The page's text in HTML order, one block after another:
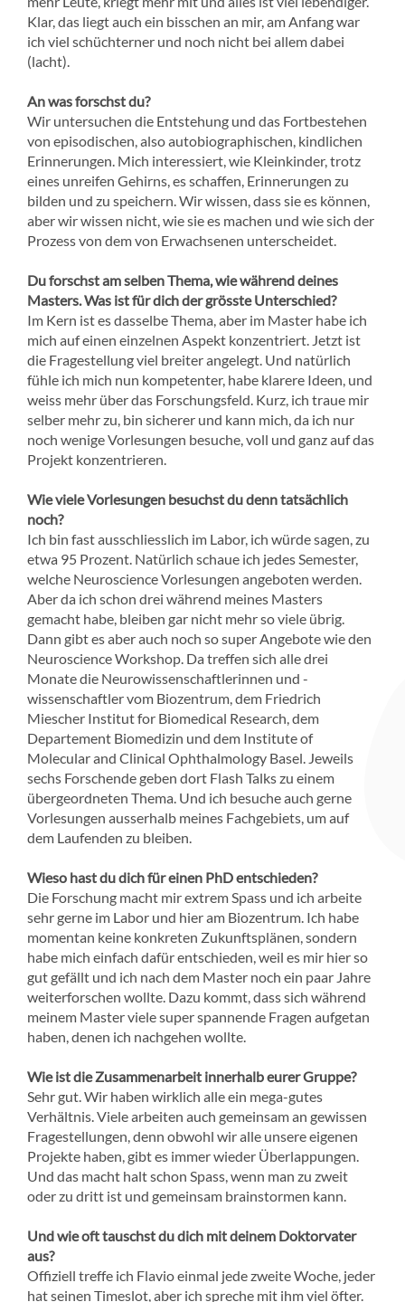
Klar, das liegt auch ein bisschen an mir, am Anfang war
ich viel schüchterner und noch nicht bei allem dabei
(lacht).
An was forschst du?
Wir untersuchen die Entstehung und das Fortbestehen
von episodischen, also autobiographischen, kindlichen
Erinnerungen. Mich interessiert, wie Kleinkinder, trotz
eines unreifen Gehirns, es schaffen, Erinnerungen zu
bilden und zu speichern. Wir wissen, dass sie es können,
aber wir wissen nicht, wie sie es machen und wie sich der
Prozess von dem von Erwachsenen unterscheidet.
Du forschst am selben Thema, wie während deines
Masters. Was ist für dich der grösste Unterschied?
Im Kern ist es dasselbe Thema, aber im Master habe ich
mich auf einen einzelnen Aspekt konzentriert. Jetzt ist
die Fragestellung viel breiter angelegt. Und natürlich
fühle ich mich nun kompetenter, habe klarere Ideen, und
weiss mehr über das Forschungsfeld. Kurz, ich traue mir
selber mehr zu, bin sicherer und kann mich, da ich nur
noch wenige Vorlesungen besuche, voll und ganz auf das
Projekt konzentrieren.
Wie viele Vorlesungen besuchst du denn tatsächlich
noch?
Ich bin fast ausschliesslich im Labor, ich würde sagen, zu
etwa 95 Prozent. Natürlich schaue ich jedes Semester,
welche Neuroscience Vorlesungen angeboten werden.
Aber da ich schon drei während meines Masters
gemacht habe, bleiben gar nicht mehr so viele übrig.
Dann gibt es aber auch noch so super Angebote wie den
Neuroscience Workshop. Da treffen sich alle drei
Monate die Neurowissenschaftlerinnen und -
wissenschaftler vom Biozentrum, dem Friedrich
Miescher Institut for Biomedical Research, dem
Departement Biomedizin und dem Institute of
Molecular and Clinical Ophthalmology Basel. Jeweils
sechs Forschende geben dort Flash Talks zu einem
übergeordneten Thema. Und ich besuche auch gerne
Vorlesungen ausserhalb meines Fachgebiets, um auf
dem Laufenden zu bleiben.
Wieso hast du dich für einen PhD entschieden?
Die Forschung macht mir extrem Spass und ich arbeite
sehr gerne im Labor und hier am Biozentrum. Ich habe
momentan keine konkreten Zukunftsplänen, sondern
habe mich einfach dafür entschieden, weil es mir hier so
gut gefällt und ich nach dem Master noch ein paar Jahre
weiterforschen wollte. Dazu kommt, dass sich während
meinem Master viele super spannende Fragen aufgetan
haben, denen ich nachgehen wollte.
Wie ist die Zusammenarbeit innerhalb eurer Gruppe?
Sehr gut. Wir haben wirklich alle ein mega-gutes
Verhältnis. Viele arbeiten auch gemeinsam an gewissen
Fragestellungen, denn obwohl wir alle unsere eigenen
Projekte haben, gibt es immer wieder Überlappungen.
Und das macht halt schon Spass, wenn man zu zweit
oder zu dritt ist und gemeinsam brainstormen kann.
Und wie oft tauschst du dich mit deinem Doktorvater
aus?
Offiziell treffe ich Flavio einmal jede zweite Woche, jeder
hat seinen Timeslot, aber ich spreche mit ihm viel öfter.